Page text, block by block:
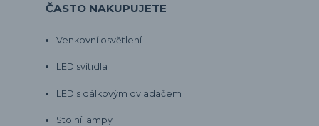
ČASTO NAKUPUJETE
Venkovní osvětlení
LED svítidla
LED s dálkovým ovladačem
Stolní lampy